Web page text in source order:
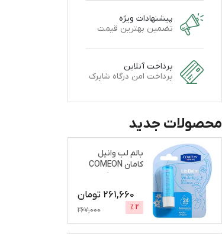
پیشنهادات ویژه
تضمین بهترین قیمت
پرداخت آنلاین
پرداخت امن درگاه شاپرک
محصولات جدید
بالم لب وانیل
کامان COMEON
نرم و براق کننده
261,660 تومان
2
%
267,000